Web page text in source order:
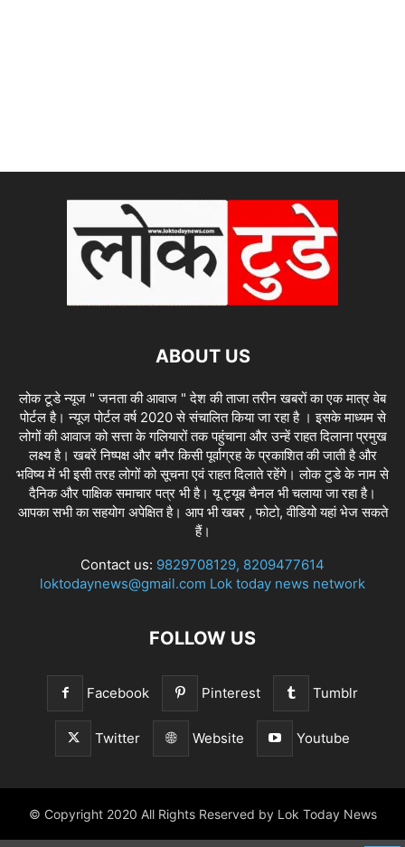
ABOUT US
लोक टूडे न्यूज " जनता की आवाज " देश की ताजा तरीन खबरों का एक मात्र वेब
पोर्टल है। न्यूज पोर्टल वर्ष 2020 से संचालित किया जा रहा है । इसके माध्यम से
लोगों की आवाज को सत्ता के गलियारों तक पहुंचाना और उन्हें राहत दिलाना प्रमुख
लक्ष्य है। खबरें निष्पक्ष और बगैर किसी पूर्वाग्रह के प्रकाशित की जाती है और
भविष्य में भी इसी तरह लोगों को सूचना एवं राहत दिलाते रहेंगे। लोक टुडे के नाम से
दैनिक और पाक्षिक समाचार पत्र भी है। यू ट्यूब चैनल भी चलाया जा रहा है।
आपका सभी का सहयोग अपेक्षित है। आप भी खबर , फोटो, वीडियो यहां भेज सकते
हैं।
Contact us: 9829708129, 8209477614
loktodaynews@gmail.com Lok today news network
FOLLOW US
Facebook Pinterest Tumblr
Twitter Website Youtube
© Copyright 2020 All Rights Reserved by Lok Today News